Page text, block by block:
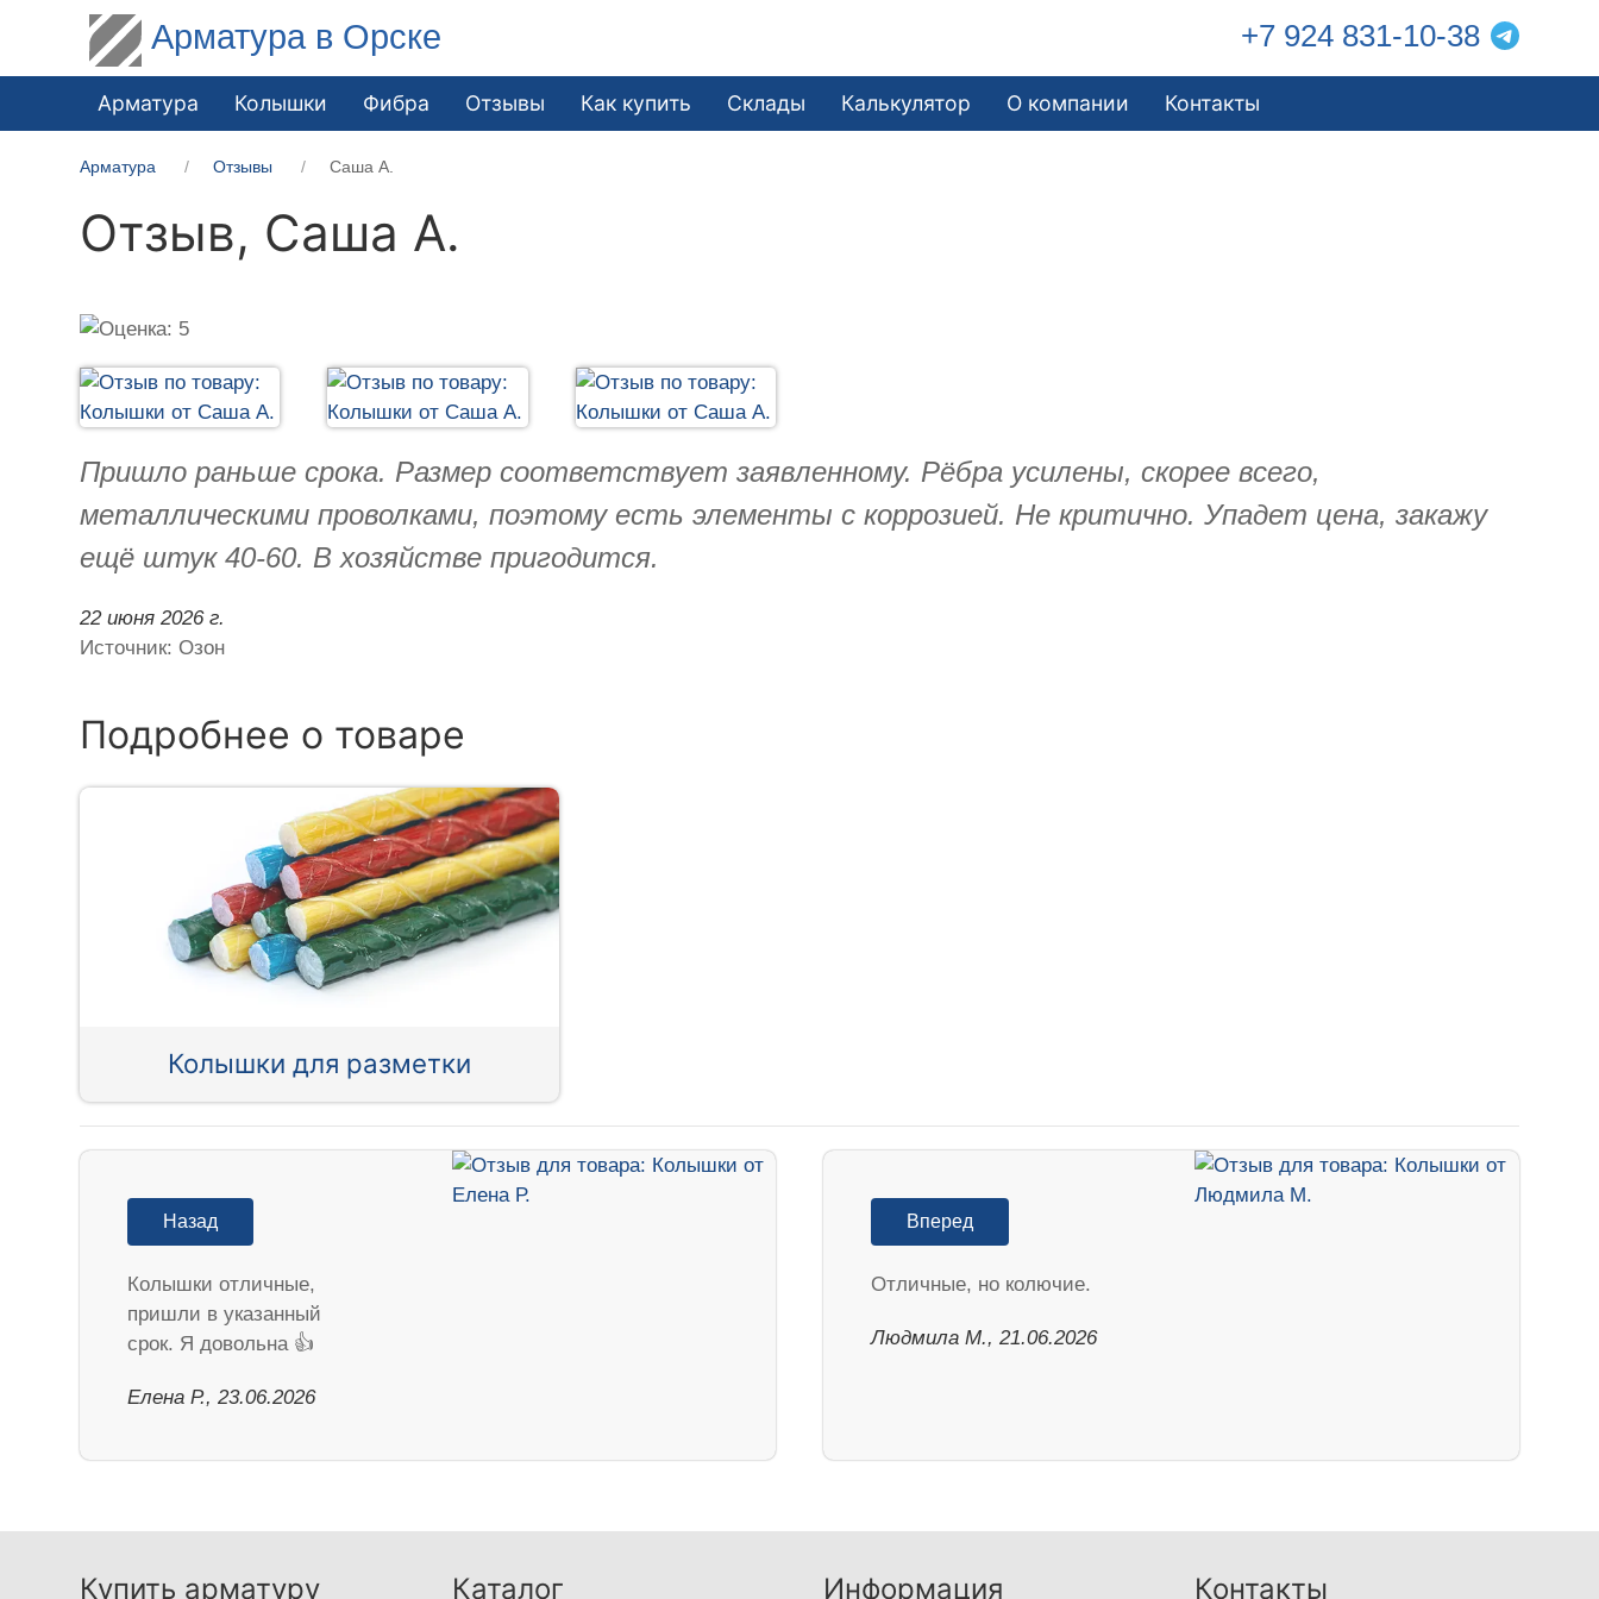
Арматура в Орске +7 924 831-10-38
Арматура Колышки Фибра Отзывы Как купить Склады Калькулятор О компании Контакты
Арматура Отзывы Саша А.
Отзыв, Саша А.
Пришло раньше срока. Размер соответствует заявленному. Рёбра усилены, скорее всего,
металлическими проволками, поэтому есть элементы с коррозией. Не критично. Упадет цена, закажу
ещё штук 40-60. В хозяйстве пригодится.
22 июня 2026 г.
Источник: Озон
Подробнее о товаре
Колышки для разметки
Назад
Колышки отличные,
пришли в указанный
срок. Я довольна 👍
Елена Р., 23.06.2026
Вперед
Отличные, но колючие.
Людмила М., 21.06.2026
Купить арматуру Каталог Информация Контакты